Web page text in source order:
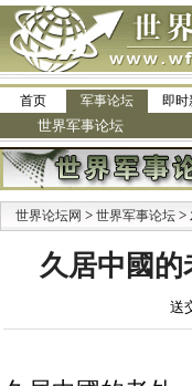
首页 军事论坛 即时
世界军事论坛
世界论坛网 > 世界军事论坛 >
久居中國
送